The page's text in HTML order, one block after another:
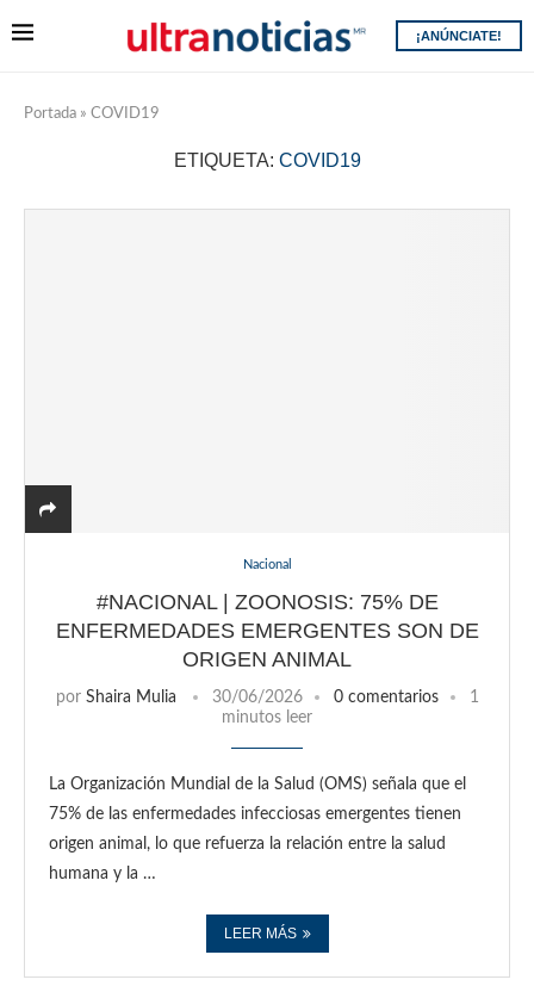
¡ANÚNCIATE!
Portada » COVID19
ETIQUETA: COVID19
Nacional
#NACIONAL | ZOONOSIS: 75% DE
ENFERMEDADES EMERGENTES SON DE
ORIGEN ANIMAL
por Shaira Mulia 30/06/2026 0 comentarios
1
minutos leer
La Organización Mundial de la Salud (OMS) señala que el
75% de las enfermedades infecciosas emergentes tienen
origen animal, lo que refuerza la relación entre la salud
humana y la …
LEER MÁS